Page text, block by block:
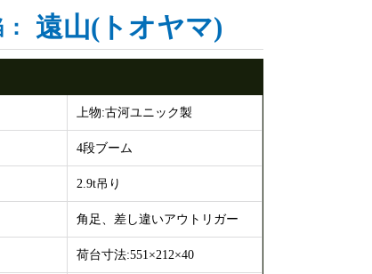
遠山(トオヤマ)
上物:古河ユニック製
4段ブーム
2.9t吊り
角足、差し違いアウトリガー
荷台寸法:551×212×40